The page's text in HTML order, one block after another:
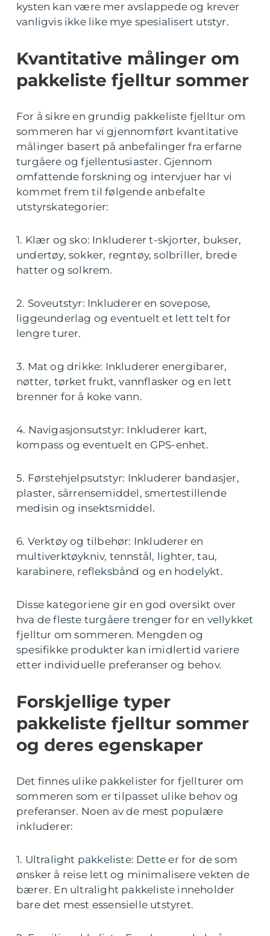
kysten kan være mer avslappede og krever
vanligvis ikke like mye spesialisert utstyr.
Kvantitative målinger om
pakkeliste fjelltur sommer
For å sikre en grundig pakkeliste fjelltur om
sommeren har vi gjennomført kvantitative
målinger basert på anbefalinger fra erfarne
turgåere og fjellentusiaster. Gjennom
omfattende forskning og intervjuer har vi
kommet frem til følgende anbefalte
utstyrskategorier:
1. Klær og sko: Inkluderer t-skjorter, bukser,
undertøy, sokker, regntøy, solbriller, brede
hatter og solkrem.
2. Soveutstyr: Inkluderer en sovepose,
liggeunderlag og eventuelt et lett telt for
lengre turer.
3. Mat og drikke: Inkluderer energibarer,
nøtter, tørket frukt, vannflasker og en lett
brenner for å koke vann.
4. Navigasjonsutstyr: Inkluderer kart,
kompass og eventuelt en GPS-enhet.
5. Førstehjelpsutstyr: Inkluderer bandasjer,
plaster, sårrensemiddel, smertestillende
medisin og insektsmiddel.
6. Verktøy og tilbehør: Inkluderer en
multiverktøykniv, tennstål, lighter, tau,
karabinere, refleksbånd og en hodelykt.
Disse kategoriene gir en god oversikt over
hva de fleste turgåere trenger for en vellykket
fjelltur om sommeren. Mengden og
spesifikke produkter kan imidlertid variere
etter individuelle preferanser og behov.
Forskjellige typer
pakkeliste fjelltur sommer
og deres egenskaper
Det finnes ulike pakkelister for fjellturer om
sommeren som er tilpasset ulike behov og
preferanser. Noen av de mest populære
inkluderer:
1. Ultralight pakkeliste: Dette er for de som
ønsker å reise lett og minimalisere vekten de
bærer. En ultralight pakkeliste inneholder
bare det mest essensielle utstyret.